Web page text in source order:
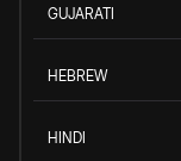
GUJARATI
HEBREW
HINDI